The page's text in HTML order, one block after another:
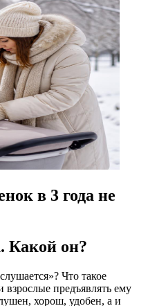
в 3 года не
Какой он?
Что такое
предъявлять ему
хорош, удобен, а и